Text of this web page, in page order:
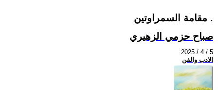
مقامة السمراوتين .
صباح حزمي الزهيري
2025 / 4 / 5
الادب والفن